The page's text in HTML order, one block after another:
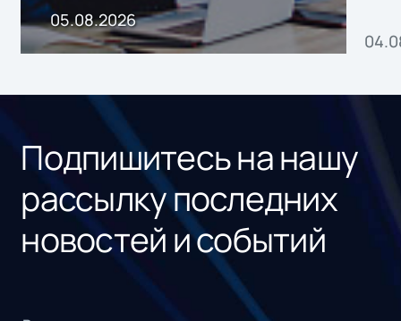
05.08.2026
Подпишитесь на нашу
рассылку последних
новостей и событий